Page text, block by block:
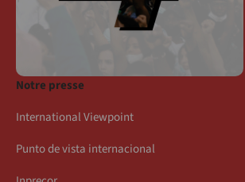
Notre presse
International Viewpoint
Punto de vista internacional